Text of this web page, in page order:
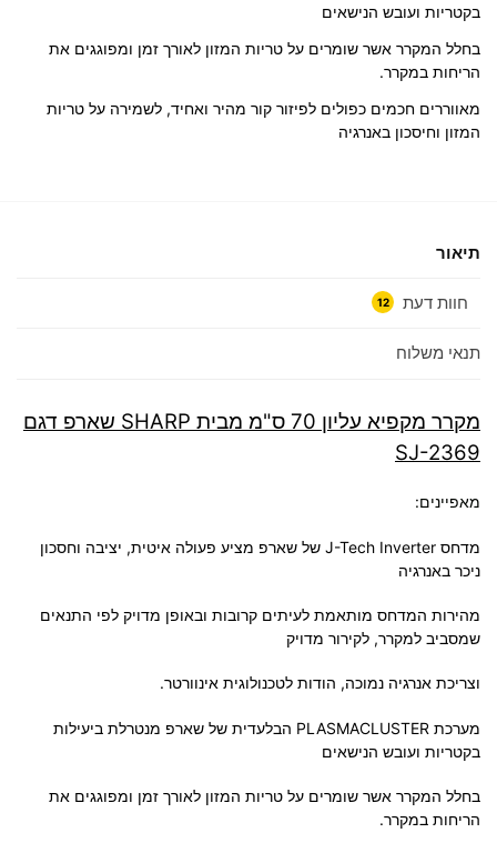
בקטריות ועובש הנישאים
בחלל המקרר אשר שומרים על טריות המזון לאורך זמן ומפוגגים את
הריחות במקרר.
מאווררים חכמים כפולים לפיזור קור מהיר ואחיד, לשמירה על טריות
המזון וחיסכון באנרגיה
תיאור
חוות דעת 12
תנאי משלוח
מקרר מקפיא עליון 70 ס"מ מבית SHARP שארפ דגם
SJ-2369
מאפיינים:
מדחס J-Tech Inverter של שארפ מציע פעולה איטית, יציבה
וחסכון
ניכר באנרגיה
מהירות המדחס מותאמת לעיתים קרובות ובאופן מדויק לפי התנאים
שמסביב למקרר, לקירור מדויק
וצריכת אנרגיה נמוכה, הודות לטכנולוגית אינוורטר.
מערכת PLASMACLUSTER הבלעדית של שארפ מנטרלת ביעילות
בקטריות ועובש הנישאים
בחלל המקרר אשר שומרים על טריות המזון לאורך זמן ומפוגגים את
הריחות במקרר.